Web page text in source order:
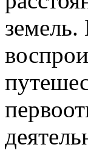
земель.